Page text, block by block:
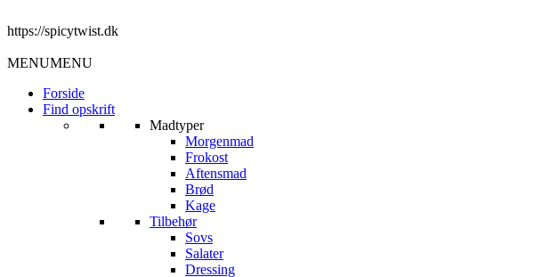
https://spicytwist.dk
MENUMENU
Forside
Find opskrift
Madtyper
Morgenmad
Frokost
Aftensmad
Brød
Kage
Tilbehør
Sovs
Salater
Dressing